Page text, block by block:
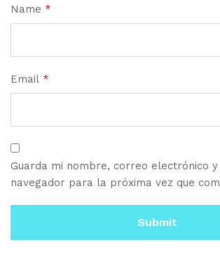
Name *
Email *
Guarda mi nombre, correo electrónico
navegador para la próxima vez que